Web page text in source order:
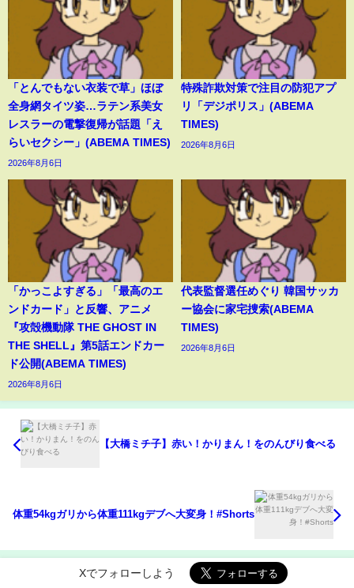
「とんでもない衣装で草」ほぼ
全身網タイツ姿…ラテン系美女
レスラーの電撃復帰が話題「え
らいセクシー」(ABEMA TIMES)
2026年8月6日
特殊詐欺対策で注目の防犯アプ
リ「デジポリス」(ABEMA
TIMES)
2026年8月6日
「かっこよすぎる」「最高のエ
ンドカード」と反響、アニメ
『攻殻機動隊 THE GHOST IN
THE SHELL』第5話エンドカー
ド公開(ABEMA TIMES)
2026年8月6日
代表監督選任めぐり 韓国サッカ
ー協会に家宅捜索(ABEMA
TIMES)
2026年8月6日
【大橋ミチ子】赤い！かりまん！をのんびり食べる
体重54kgガリから体重111kgデブへ大変身！#Shorts
Xでフォローしよう